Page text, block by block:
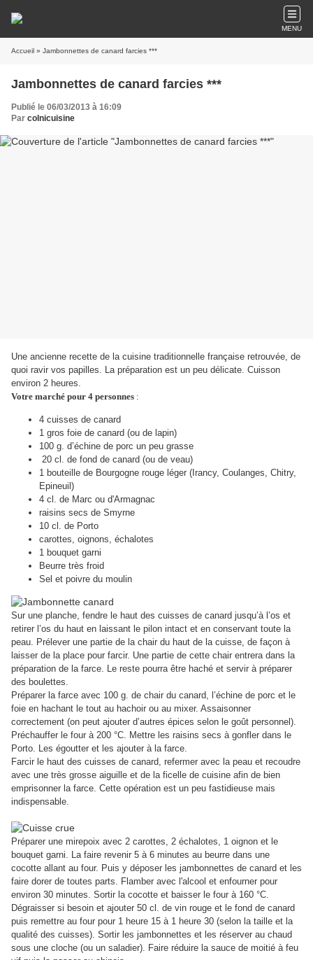
MENU
Accueil » Jambonnettes de canard farcies ***
Jambonnettes de canard farcies ***
Publié le 06/03/2013 à 16:09
Par colnicuisine
Une ancienne recette de la cuisine traditionnelle française retrouvée, de
quoi ravir vos papilles. La préparation est un peu délicate. Cuisson
environ 2 heures.
Votre marché pour 4 personnes :
4 cuisses de canard
1 gros foie de canard (ou de lapin)
100 g. d’échine de porc un peu grasse
20 cl. de fond de canard (ou de veau)
1 bouteille de Bourgogne rouge léger (Irancy, Coulanges, Chitry,
Epineuil)
4 cl. de Marc ou d'Armagnac
raisins secs de Smyrne
10 cl. de Porto
carottes, oignons, échalotes
1 bouquet garni
Beurre très froid
Sel et poivre du moulin
Sur une planche, fendre le haut des cuisses de canard jusqu’à l’os et
retirer l’os du haut en laissant le pilon intact et en conservant toute la
peau. Prélever une partie de la chair du haut de la cuisse, de façon à
laisser de la place pour farcir. Une partie de cette chair entrera dans la
préparation de la farce. Le reste pourra être haché et servir à préparer
des boulettes.
Préparer la farce avec 100 g. de chair du canard, l’échine de porc et le
foie en hachant le tout au hachoir ou au mixer. Assaisonner
correctement (on peut ajouter d’autres épices selon le goût personnel).
Préchauffer le four à 200 °C. Mettre les raisins secs à gonfler dans le
Porto. Les égoutter et les ajouter à la farce.
Farcir le haut des cuisses de canard, refermer avec la peau et recoudre
avec une très grosse aiguille et de la ficelle de cuisine afin de bien
emprisonner la farce. Cette opération est un peu fastidieuse mais
indispensable.
Préparer une mirepoix avec 2 carottes, 2 échalotes, 1 oignon et le
bouquet garni. La faire revenir 5 à 6 minutes au beurre dans une
cocotte allant au four. Puis y déposer les jambonnettes de canard et les
faire dorer de toutes parts. Flamber avec l'alcool et enfourner pour
environ 30 minutes. Sortir la cocotte et baisser le four à 160 °C.
Dégraisser si besoin et ajouter 50 cl. de vin rouge et le fond de canard
puis remettre au four pour 1 heure 15 à 1 heure 30 (selon la taille et la
qualité des cuisses). Sortir les jambonnettes et les réserver au chaud
sous une cloche (ou un saladier). Faire réduire la sauce de moitié à feu